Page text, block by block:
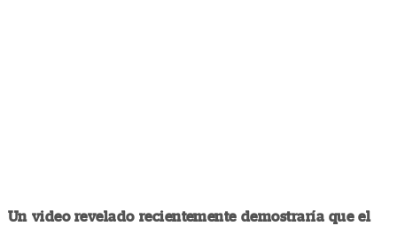
Un video revelado recientemente demostraría que el